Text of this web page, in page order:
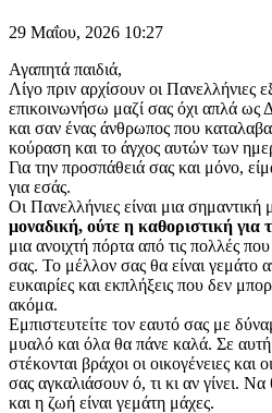
29 Μαΐου, 2026 10:27
Αγαπητά παιδιά,
Λίγο πριν αρχίσουν οι Πανελλήνιες
επικοινωνήσω μαζί σας όχι απλά ως
και σαν ένας άνθρωπος που
κούραση και το άγχος αυτών των
Για την προσπάθειά σας και μόνο,
για εσάς.
Οι Πανελλήνιες είναι μια σημαντική
μοναδική, ούτε η καθοριστική για
μια ανοιχτή πόρτα από τις πολλές
σας. Το μέλλον σας θα είναι γεμάτο
ευκαιρίες και εκπλήξεις που δεν
ακόμα.
Εμπιστευτείτε τον εαυτό σας με
μυαλό και όλα θα πάνε καλά. Σε αυτή
στέκονται βράχοι οι οικογένειες και
σας αγκαλιάσουν ό, τι κι αν γίνει.
και η ζωή είναι γεμάτη μάχες.